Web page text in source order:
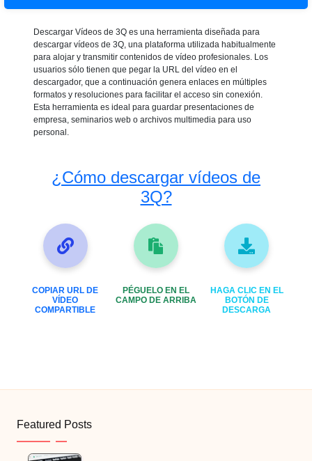
Descargar Vídeos de 3Q es una herramienta diseñada para
descargar vídeos de 3Q, una plataforma utilizada habitualmente
para alojar y transmitir contenidos de vídeo profesionales. Los
usuarios sólo tienen que pegar la URL del vídeo en el
descargador, que a continuación genera enlaces en múltiples
formatos y resoluciones para facilitar el acceso sin conexión.
Esta herramienta es ideal para guardar presentaciones de
empresa, seminarios web o archivos multimedia para uso
personal.
¿Cómo descargar vídeos de
3Q?
COPIAR URL DE
VÍDEO
COMPARTIBLE
PÉGUELO EN EL
CAMPO DE ARRIBA
HAGA CLIC EN EL
BOTÓN DE
DESCARGA
Featured Posts